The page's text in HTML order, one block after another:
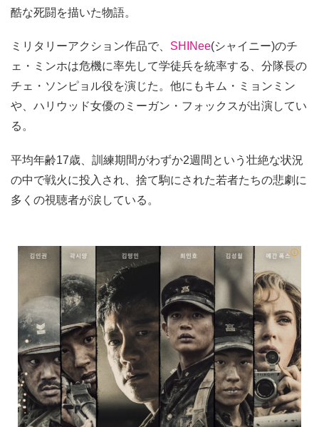
酷な死闘を描いた物語。
ミリタリーアクション作品で、 SHINee(シャイニー)のチ
ェ・ミンホは危機に率先して学徒兵を統率する、分隊長の
チェ・ソンピョル役を演じた。他にもキム・ミョンミン
や、ハリウッド女優のミーガン・フォックスが出演してい
る。
平均年齢17歳、訓練期間がわずか2週間という壮絶な状況
の中で戦火に投入され、捨て駒にされた若者たちの悲劇に
多くの視聴者が涙している。